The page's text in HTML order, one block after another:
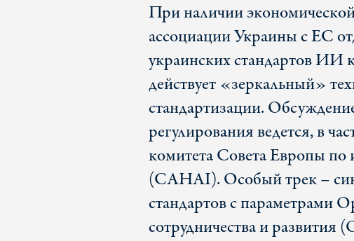
При наличии
ассоциации Украины с ЕС
украинских стандартов ИИ
действует «зеркальный»
стандартизации.
регулирования ведется, в
комитета Совета Европы по
(CAHAI). Особый трек –
стандартов с параметрами
сотрудничества и